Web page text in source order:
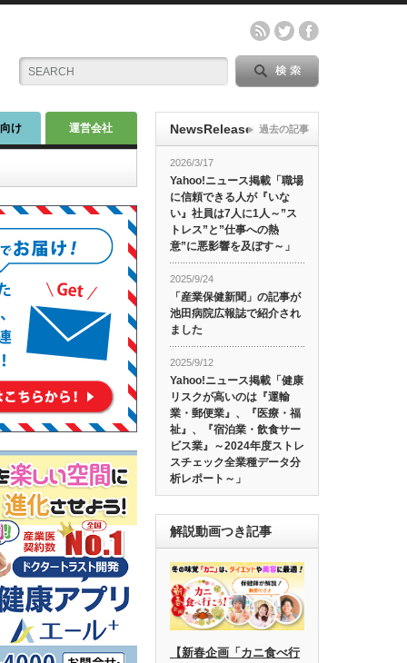
け 運営会社 NewsRelease
2026/3/17
Yahoo!ニュース掲載「職場
に信頼できる人が『いな
い』社員は7人に1人～”ス
トレス”と”仕事への熱
意”に悪影響を及ぼす～」
2025/9/24
「産業保健新聞」の記事が
池田病院広報誌で紹介され
ました
2025/9/12
Yahoo!ニュース掲載「健康
リスクが高いのは『運輸
業・郵便業』、『医療・福
祉』、『宿泊業・飲食サー
ビス業』～2024年度ストレ
スチェック全業種データ分
析レポート～」
過去の記事
解説動画つき記事
【新春企画「カニ食べ行